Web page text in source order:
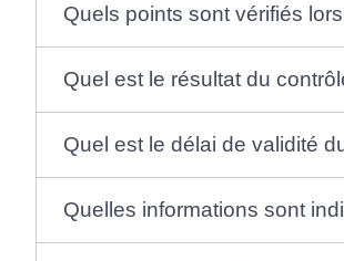
Quels points sont vérifiés
Quel est le résultat du
Quel est le délai de validité
Quelles informations sont